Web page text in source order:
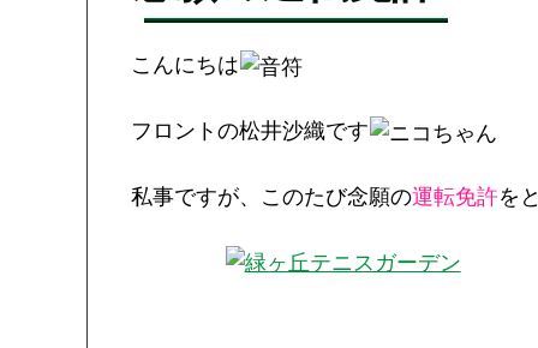
こんにちは
フロントの松井沙織です
私事ですが、このたび念願の運転免許を